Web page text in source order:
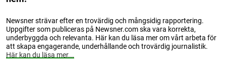
Newsner strävar efter en trovärdig och mångsidig rapportering.
Uppgifter som publiceras på Newsner.com ska vara korrekta,
underbyggda och relevanta. Här kan du läsa mer om vårt arbeta för
att skapa engagerande, underhållande och trovärdig journalistik.
Här kan du läsa mer...